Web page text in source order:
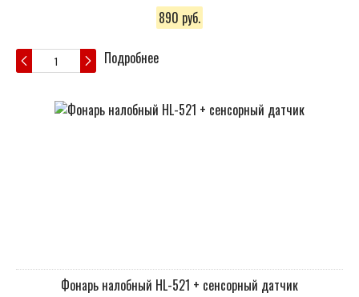
890 руб.
Подробнее
Фонарь налобный HL-521 + сенсорный датчик